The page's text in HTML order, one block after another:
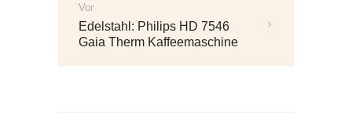
Vor
Beiträge:
Edelstahl: Philips HD 7546
Gaia Therm Kaffeemaschine